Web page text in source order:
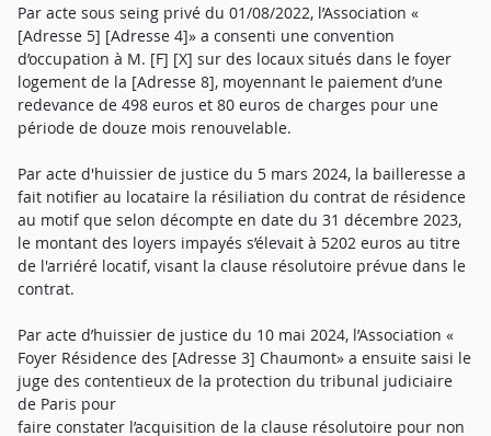
Par acte sous seing privé du 01/08/2022, l’Association «
[Adresse 5] [Adresse 4]» a consenti une convention
d’occupation à M. [F] [X] sur des locaux situés dans le foyer
logement de la [Adresse 8], moyennant le paiement d’une
redevance de 498 euros et 80 euros de charges pour une
période de douze mois renouvelable.
Par acte d'huissier de justice du 5 mars 2024, la bailleresse a
fait notifier au locataire la résiliation du contrat de résidence
au motif que selon décompte en date du 31 décembre 2023,
le montant des loyers impayés s’élevait à 5202 euros au titre
de l'arriéré locatif, visant la clause résolutoire prévue dans le
contrat.
Par acte d’huissier de justice du 10 mai 2024, l’Association «
Foyer Résidence des [Adresse 3] Chaumont» a ensuite saisi le
juge des contentieux de la protection du tribunal judiciaire
de Paris pour
faire constater l’acquisition de la clause résolutoire pour non